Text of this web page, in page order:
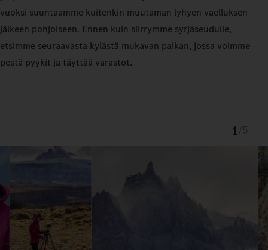
vuoksi suuntaamme kuitenkin muutaman lyhyen vaelluksen
jälkeen pohjoiseen. Ennen kuin siirrymme syrjäseudulle,
etsimme seuraavasta kylästä mukavan paikan, jossa voimme
pestä pyykit ja täyttää varastot.
1